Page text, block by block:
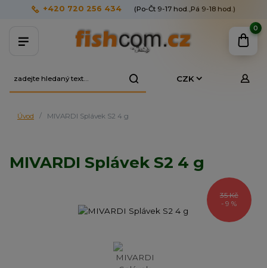
CZK
+420 720 256 434 (Po-Čt 9-17 hod.,Pá 9-18 hod.)
0
Úvod MIVARDI Splávek S2 4 g
MIVARDI Splávek S2 4 g
35 Kč
- 9 %